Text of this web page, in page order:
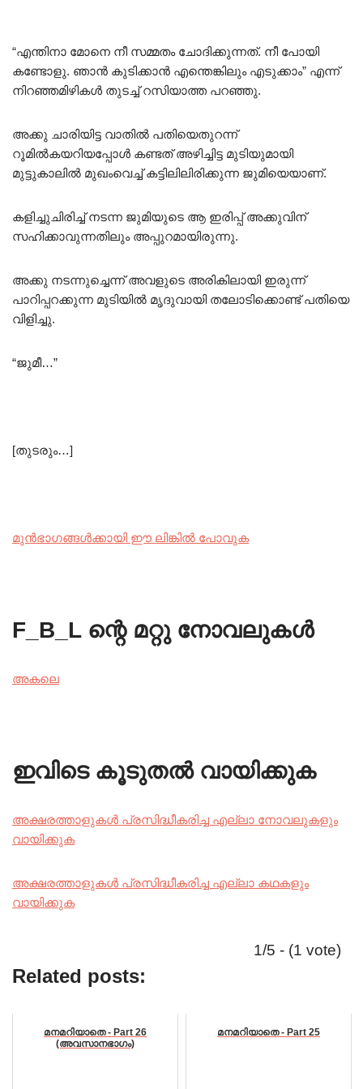
“എന്തിനാ മോനെ നീ സമ്മതം ചോദിക്കുന്നത്. നീ പോയി
കണ്ടോളു. ഞാൻ കുടിക്കാൻ എന്തെങ്കിലും എടുക്കാം” എന്ന്
നിറഞ്ഞമിഴികൾ തുടച്ച് റസിയാത്ത പറഞ്ഞു.
അക്കു ചാരിയിട്ട വാതിൽ പതിയെതുറന്ന്
റൂമിൽകയറിയപ്പോൾ കണ്ടത് അഴിച്ചിട്ട മുടിയുമായി
മുട്ടുകാലിൽ മുഖംവെച്ച് കട്ടിലിലിരിക്കുന്ന ജുമിയെയാണ്.
കളിച്ചുചിരിച്ച് നടന്ന ജുമിയുടെ ആ ഇരിപ്പ് അക്കുവിന്
സഹിക്കാവുന്നതിലും അപ്പുറമായിരുന്നു.
അക്കു നടന്നുച്ചെന്ന് അവളുടെ അരികിലായി ഇരുന്ന്
പാറിപ്പറക്കുന്ന മുടിയിൽ മൃദുവായി തലോടിക്കൊണ്ട് പതിയെ
വിളിച്ചു.
“ജുമീ…”
[തുടരും…]
മുൻഭാഗങ്ങൾക്കായി ഈ ലിങ്കിൽ പോവുക
F_B_L ന്റെ മറ്റു നോവലുകൾ
അകലെ
ഇവിടെ കൂടുതൽ വായിക്കുക
അക്ഷരത്താളുകൾ പ്രസിദ്ധീകരിച്ച എല്ലാ നോവലുകളും
വായിക്കുക
അക്ഷരത്താളുകൾ പ്രസിദ്ധീകരിച്ച എല്ലാ കഥകളും
വായിക്കുക
1/5 - (1 vote)
Related posts:
മനമറിയാതെ - Part 26
(അവസാനഭാഗം)
മനമറിയാതെ - Part 25